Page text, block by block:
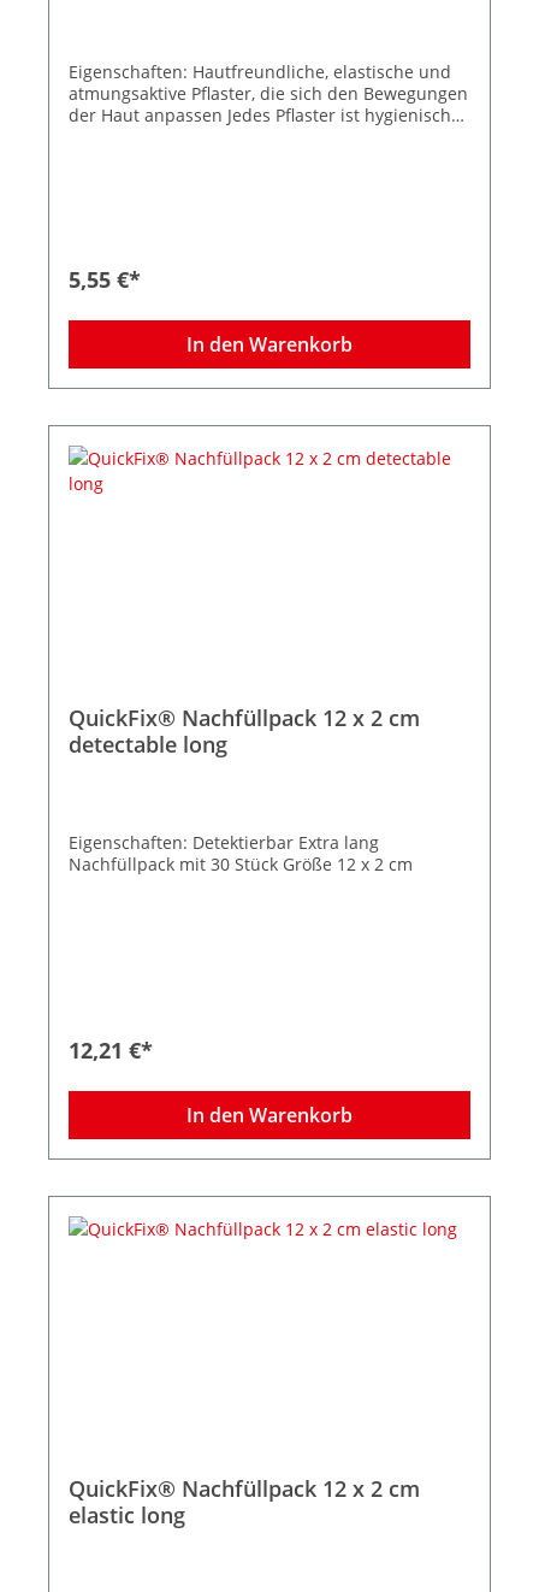
Eigenschaften: Hautfreundliche, elastische und
atmungsaktive Pflaster, die sich den Bewegungen
der Haut anpassen Jedes Pflaster ist hygienisch
griffbereit ist Packung 30 Stück Größe 7,2 x 2,5 cm
5,55 €*
In den Warenkorb
QuickFix® Nachfüllpack 12 x 2 cm
detectable long
Eigenschaften: Detektierbar Extra lang
Nachfüllpack mit 30 Stück Größe 12 x 2 cm
12,21 €*
In den Warenkorb
QuickFix® Nachfüllpack 12 x 2 cm
elastic long